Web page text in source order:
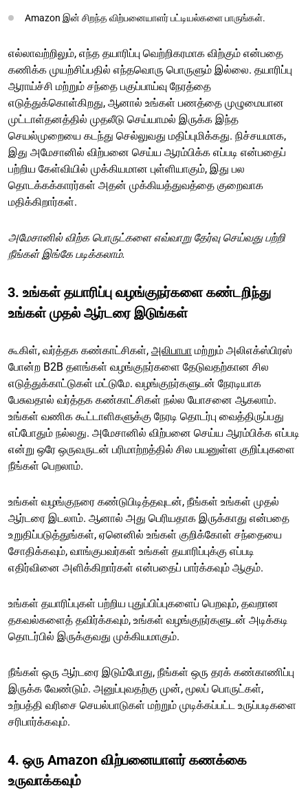
Amazon இன் சிறந்த விற்பனையாளர் பட்டியல்களை பாருங்கள்.
எல்லாவற்றிலும், எந்த தயாரிப்பு வெற்றிகரமாக விற்கும் என்பதை
கணிக்க முயற்சிப்பதில் எந்தவொரு பொருளும் இல்லை. தயாரிப்பு
ஆராய்ச்சி மற்றும் சந்தை பகுப்பாய்வு நேரத்தை
எடுத்துக்கொள்கிறது, ஆனால் உங்கள் பணத்தை முழுமையான
முட்டாள்தனத்தில் முதலீடு செய்யாமல் இருக்க இந்த
செயல்முறையை கடந்து செல்லுவது மதிப்புமிக்கது. நிச்சயமாக,
இது அமேசானில் விற்பனை செய்ய ஆரம்பிக்க எப்படி என்பதைப்
பற்றிய கேள்வியில் முக்கியமான புள்ளியாகும், இது பல
தொடக்கக்காரர்கள் அதன் முக்கியத்துவத்தை குறைவாக
மதிக்கிறார்கள்.
அமேசானில் விற்க பொருட்களை எவ்வாறு தேர்வு செய்வது பற்றி
நீங்கள் இங்கே படிக்கலாம்.
3. உங்கள் தயாரிப்பு வழங்குநர்களை கண்டறிந்து
உங்கள் முதல் ஆர்டரை இடுங்கள்
கூகிள், வர்த்தக கண்காட்சிகள், அலிபாபா மற்றும் அலிஎக்ஸ்பிரஸ்
போன்ற B2B தளங்கள் வழங்குநர்களை தேடுவதற்கான சில
எடுத்துக்காட்டுகள் மட்டுமே. வழங்குநர்களுடன் நேரடியாக
பேசுவதால் வர்த்தக கண்காட்சிகள் நல்ல யோசனை ஆகலாம்.
உங்கள் வணிக கூட்டாளிகளுக்கு நேரடி தொடர்பு வைத்திருப்பது
எப்போதும் நல்லது. அமேசானில் விற்பனை செய்ய ஆரம்பிக்க எப்படி
என்று ஒரே ஒருவருடன் பரிமாற்றத்தில் சில பயனுள்ள குறிப்புகளை
நீங்கள் பெறலாம்.
உங்கள் வழங்குநரை கண்டுபிடித்தவுடன், நீங்கள் உங்கள் முதல்
ஆர்டரை இடலாம். ஆனால் அது பெரியதாக இருக்காது என்பதை
உறுதிப்படுத்துங்கள், ஏனெனில் உங்கள் குறிக்கோள் சந்தையை
சோதிக்கவும், வாங்குபவர்கள் உங்கள் தயாரிப்புக்கு எப்படி
எதிர்வினை அளிக்கிறார்கள் என்பதைப் பார்க்கவும் ஆகும்.
உங்கள் தயாரிப்புகள் பற்றிய புதுப்பிப்புகளைப் பெறவும், தவறான
தகவல்களைத் தவிர்க்கவும், உங்கள் வழங்குநர்களுடன் அடிக்கடி
தொடர்பில் இருக்குவது முக்கியமாகும்.
நீங்கள் ஒரு ஆர்டரை இடும்போது, நீங்கள் ஒரு தரக் கண்காணிப்பு
இருக்க வேண்டும். அனுப்புவதற்கு முன், மூலப் பொருட்கள்,
உற்பத்தி வரிசை செயல்பாடுகள் மற்றும் முடிக்கப்பட்ட உருப்படிகளை
சரிபார்க்கவும்.
4. ஒரு Amazon விற்பனையாளர் கணக்கை
உருவாக்கவும்